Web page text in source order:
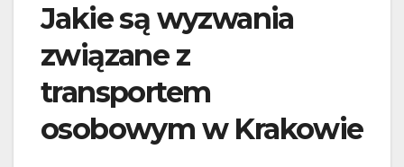
Jakie są wyzwania
związane z
transportem
osobowym w Krakowie